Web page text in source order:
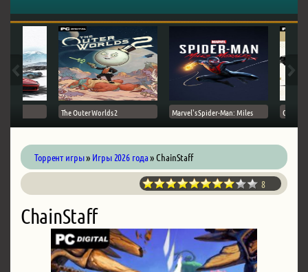
The Outer Worlds 2 Marvel's Spider-Man: Miles Ghost
Торрент игры» Игры 2026 года» ChainStaff
8
ChainStaff